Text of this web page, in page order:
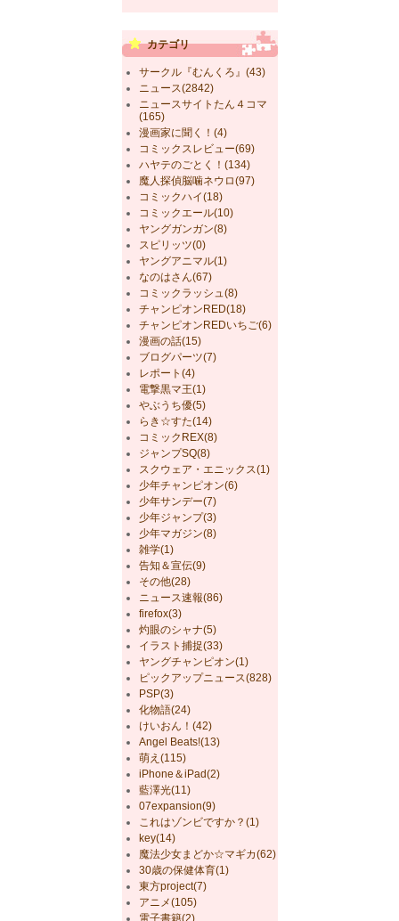
カテゴリ
サークル『むんくろ』(43)
ニュース(2842)
ニュースサイトたん４コマ
(165)
漫画家に聞く！(4)
コミックスレビュー(69)
ハヤテのごとく！(134)
魔人探偵脳噛ネウロ(97)
コミックハイ(18)
コミックエール(10)
ヤングガンガン(8)
スピリッツ(0)
ヤングアニマル(1)
なのはさん(67)
コミックラッシュ(8)
チャンピオンRED(18)
チャンピオンREDいちご(6)
漫画の話(15)
ブログパーツ(7)
レポート(4)
電撃黒マ王(1)
やぶうち優(5)
らき☆すた(14)
コミックREX(8)
ジャンプSQ(8)
スクウェア・エニックス(1)
少年チャンピオン(6)
少年サンデー(7)
少年ジャンプ(3)
少年マガジン(8)
雑学(1)
告知＆宣伝(9)
その他(28)
ニュース速報(86)
firefox(3)
灼眼のシャナ(5)
イラスト捕捉(33)
ヤングチャンピオン(1)
ピックアップニュース(828)
PSP(3)
化物語(24)
けいおん！(42)
Angel Beats!(13)
萌え(115)
iPhone＆iPad(2)
藍澤光(11)
07expansion(9)
これはゾンビですか？(1)
key(14)
魔法少女まどか☆マギカ(62)
30歳の保健体育(1)
東方project(7)
アニメ(105)
電子書籍(2)